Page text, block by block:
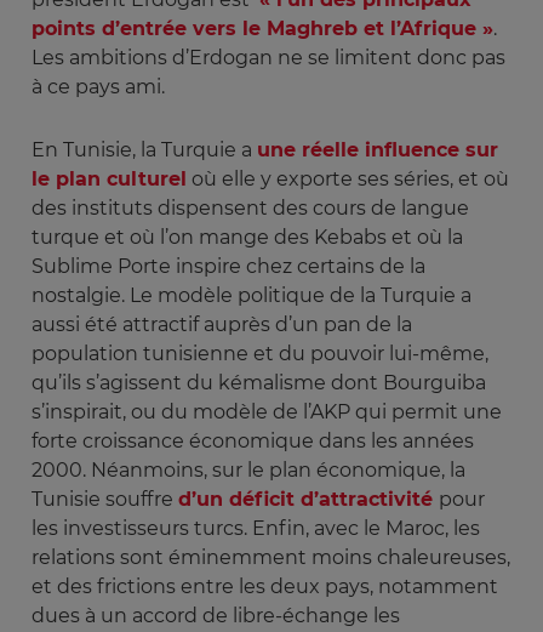
points d’entrée vers le Maghreb et l’Afrique ».
Les ambitions d’Erdogan ne se limitent donc pas
à ce pays ami.
En Tunisie, la Turquie a une réelle influence sur
le plan culturel où elle y exporte ses séries, et où
des instituts dispensent des cours de langue
turque et où l’on mange des Kebabs et où la
Sublime Porte inspire chez certains de la
nostalgie. Le modèle politique de la Turquie a
aussi été attractif auprès d’un pan de la
population tunisienne et du pouvoir lui-même,
qu’ils s’agissent du kémalisme dont Bourguiba
s’inspirait, ou du modèle de l’AKP qui permit une
forte croissance économique dans les années
2000. Néanmoins, sur le plan économique, la
Tunisie souffre d’un déficit d’attractivité pour
les investisseurs turcs. Enfin, avec le Maroc, les
relations sont éminemment moins chaleureuses,
et des frictions entre les deux pays, notamment
dues à un accord de libre-échange les